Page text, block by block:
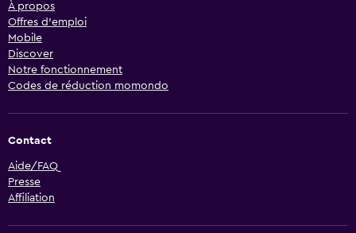
À propos
Offres d’emploi
Mobile
Discover
Notre fonctionnement
Codes de réduction momondo
Contact
Aide/FAQ
Presse
Affiliation